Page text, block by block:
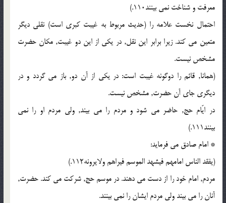
معرفت و شناخت نمی بینند110.)
احتمال نخست علامه را (حدیث مربوط به غیبت کبری است) نقلی دیگر
متعین می کند. زیرا برابر این نقل, در یکی از این دو غیبت, مکان حضرت
مشخص نیست.
(همانا, قائم را دوگونه غیبت است: در یکی از آن دو, باز می گردد و در
دیگری جای آن حضرت, مشخص نیست.
در ایّام حج, حاضر می شود و مردم را می بیند, ولی مردم او را نمی
بینند111.)
* امام صادق می فرماید:
(یفقد الناس امامهم فیشهد الموسم فیراهم ولایرونه112.)
مردم, امام خود را از دست می دهند. در موسم حج, شرکت می کند. حضرت,
آنان را می بیند ولی مردم ایشان را نمی بینند.